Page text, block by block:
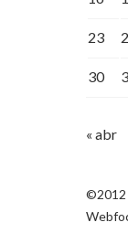
23
30
« abr
©2012